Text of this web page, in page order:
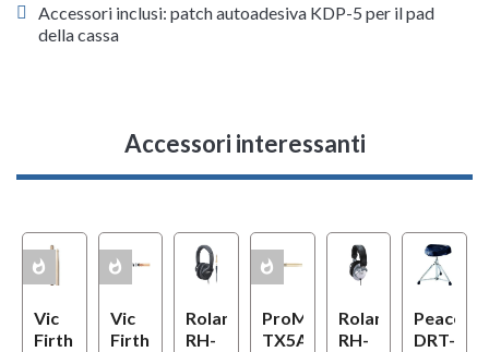
Accessori inclusi: patch autoadesiva KDP-5 per il pad
della cassa
Accessori interessanti
Vic
Firth
whatshot
Vic
Firth
MULTIPACK whatshot
Roland
RH-
ProMark
TX5AW
MULTIPACK whatshot
Roland
RH-
Peace
DRT-